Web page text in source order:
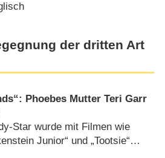
der dritten Art
Phoebes Mutter Teri Garr
Star wurde mit Filmen wie
Junior“ und „Tootsie“